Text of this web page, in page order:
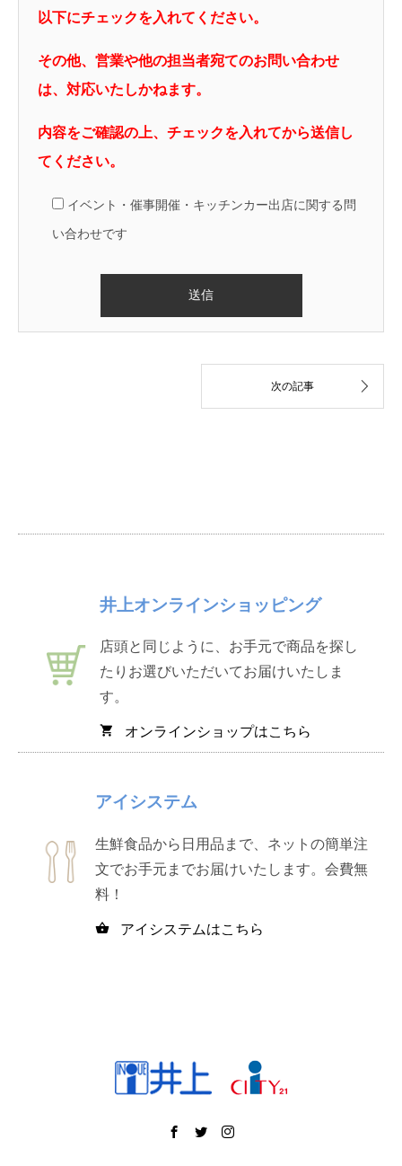
以下にチェックを入れてください。
その他、営業や他の担当者宛てのお問い合わせ
は、対応いたしかねます。
内容をご確認の上、チェックを入れてから送信し
てください。
イベント・催事開催・キッチンカー出店に関する問
い合わせです
井上オンラインショッピング
店頭と同じように、お手元で商品を探し
たりお選びいただいてお届けいたしま
す。
shopping_cart オンラインショップはこちら
アイシステム
生鮮食品から日用品まで、ネットの簡単注
文でお手元までお届けいたします。会費無
料！
shopping_basket アイシステムはこちら